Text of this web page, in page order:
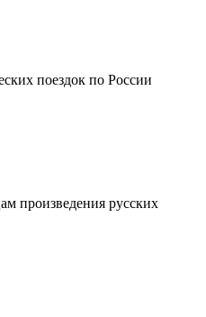
поездок по России
произведения русских